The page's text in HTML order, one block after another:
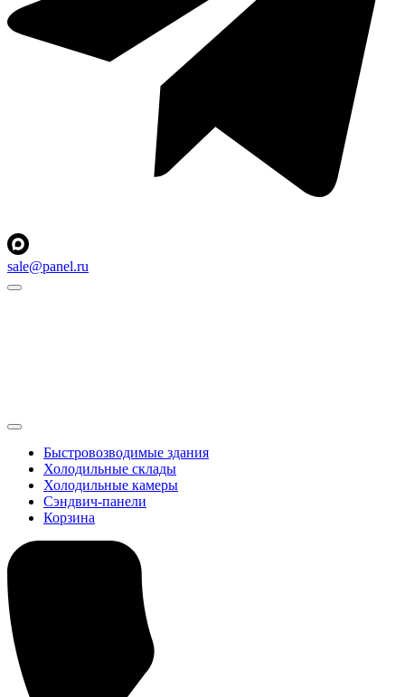
sale@panel.ru
Быстровозводимые здания
Холодильные склады
Холодильные камеры
Сэндвич-панели
Корзина